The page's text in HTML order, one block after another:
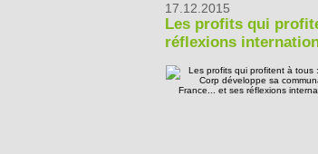
17.12.2015
Les profits qui
réflexions